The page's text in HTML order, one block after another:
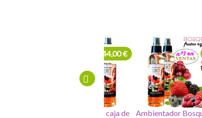
Ambientadores delier caja de
144,00 €